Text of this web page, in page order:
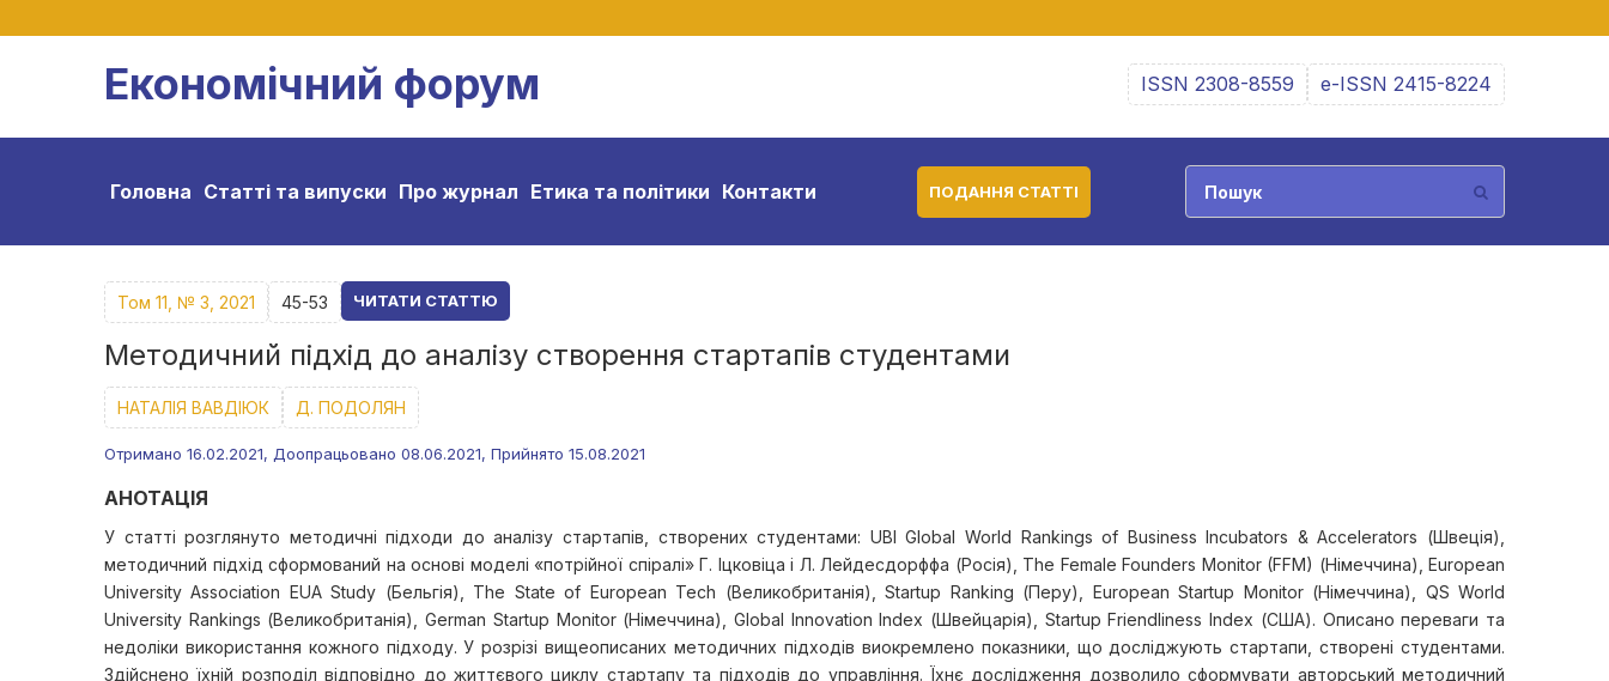
Економічний форум ISSN 2308-8559 e-ISSN 2415-8224
Головна Статті та випуски Про журнал Етика та політики Контакти ПОДАННЯ СТАТТІ
Том 11, № 3, 2021 45-53 ЧИТАТИ СТАТТЮ
Методичний підхід до аналізу створення стартапів студентами
НАТАЛІЯ ВАВДІЮК Д. ПОДОЛЯН
Отримано 16.02.2021, Доопрацьовано 08.06.2021, Прийнято 15.08.2021
АНОТАЦІЯ
У статті розглянуто методичні підходи до аналізу стартапів, створених студентами: UBI Global World Rankings of Business Incubators & Accelerators (Швеція),
методичний підхід сформований на основі моделі «потрійної спіралі» Г. Іцковіца і Л. Лейдесдорффа (Росія), The Female Founders Monitor (FFM) (Німеччина), European
University Association EUA Study (Бельгія), The State of European Tech (Великобританія), Startup Ranking (Перу), European Startup Monitor (Німеччина), QS World
University Rankings (Великобританія), German Startup Monitor (Німеччина), Global Innovation Index (Швейцарія), Startup Friendliness Index (США). Описано переваги та
недоліки використання кожного підходу. У розрізі вищеописаних методичних підходів виокремлено показники, що досліджують стартапи, створені студентами.
Здійснено їхній розподіл відповідно до життєвого циклу стартапу та підходів до управління. Їхнє дослідження дозволило сформувати авторський методичний